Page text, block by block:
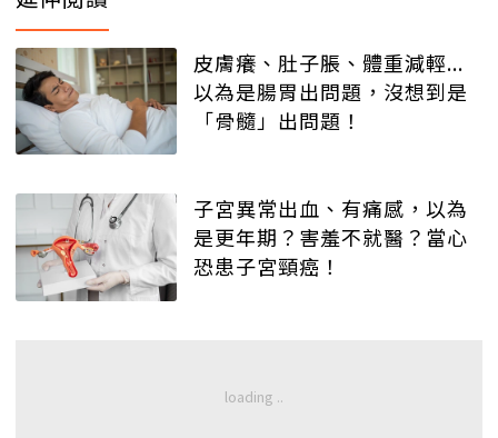
皮膚癢、肚子脹、體重減輕...
以為是腸胃出問題，沒想到是
「骨髓」出問題！
子宮異常出血、有痛感，以為
是更年期？害羞不就醫？當心
恐患子宮頸癌！